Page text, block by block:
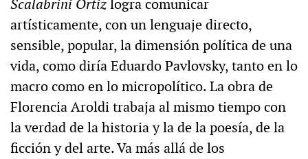
Scalabrini Ortizlogra comunicar
artísticamente, con un lenguaje directo,
sensible, popular, la dimensión política de una
vida, como diría Eduardo Pavlovsky, tanto en lo
macro como en lo micropolítico. La obra de
Florencia Aroldi trabaja al mismo tiempo con
la verdad de la historia y la de la poesía, de la
ficción y del arte. Va más allá de los